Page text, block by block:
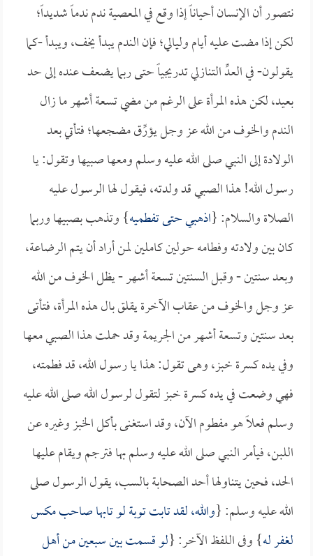
نتصور أن الإنسان أحياناً إذا وقع في المعصية ندم ندماً شديداً؛
لكن إذا مضت عليه أيام وليالي؛ فإن الندم يبدأ يخف، ويبدأ -كما
يقولون- في العدِّ التنازلي تدريجياً حتى ربما يضعف عنده إلى حد
بعيد، لكن هذه المرأة على الرغم من مضي تسعة أشهر ما زال
الندم والخوف من الله عز وجل يؤرِّق مضجعها؛ فتأتي بعد
الولادة إلى النبي صلى الله عليه وسلم ومعها صبيها وتقول: يا
رسول الله! هذا الصبي قد ولدته، فيقول لها الرسول عليه
الصلاة والسلام: {اذهبي حتى تفطميه} وتذهب بصبيها وربما
كان بين ولادته وفطامه حولين كاملين لمن أراد أن يتم الرضاعة،
وبعد سنتين - وقبل السنتين تسعة أشهر - يظل الخوف من الله
عز وجل والخوف من عقاب الآخرة يقلق بال هذه المرأة، فتأتى
بعد سنتين وتسعة أشهر من الجريمة وقد حملت هذا الصبي معها
وفي يده كسرة خبز، وهى تقول: هذا يا رسول الله، قد فطمته،
فهي وضعت في يده كسرة خبز لتقول لرسول الله صلى الله عليه
وسلم فعلاً هو مفطوم الآن، وقد استغنى بأكل الخبز وغيره عن
اللبن، فيأمر النبي صلى الله عليه وسلم بها فترجم ويقام عليها
الحد، فحين يتناولها أحد الصحابة بالسب، يقول الرسول صلى
الله عليه وسلم: {والله، لقد تابت توبة لو تابها صاحب مكس
لغفر له} وفى اللفظ الآخر: {لو قسمت بين سبعين من أهل